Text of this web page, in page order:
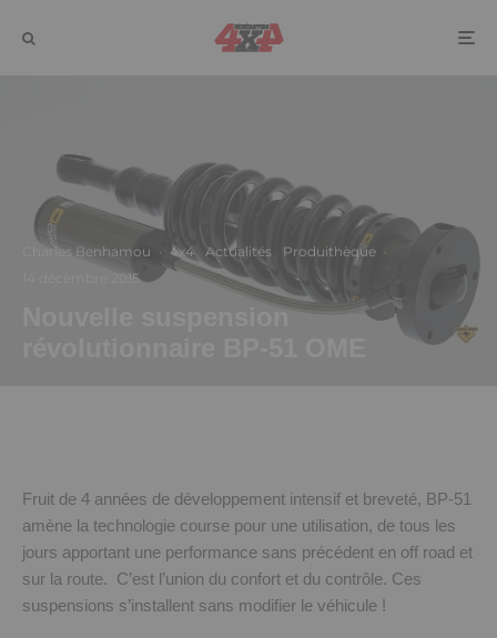
Charles Benhamou · 4x4 Actualités Produithèque ·
14 décembre 2015
Nouvelle suspension
Fruit de 4 années de développement intensif et breveté, BP-51
amène la technologie course pour une utilisation, de tous les
jours apportant une performance sans précédent en off road et
sur la route. C’est l’union du confort et du contrôle. Ces
suspensions s’installent sans modifier le véhicule !